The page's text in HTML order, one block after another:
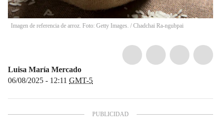
Imagen de referencia de arroz. Foto: Getty Images. / Chadchai Ra-ngubpai
Luisa María Mercado
06/08/2025 - 12:11 GMT-5